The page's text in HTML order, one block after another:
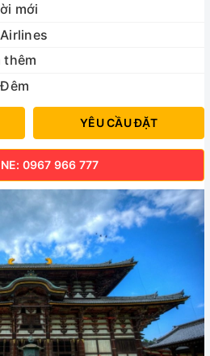
mới
thêm
YÊU CẦU ĐẶT
0967 966 777